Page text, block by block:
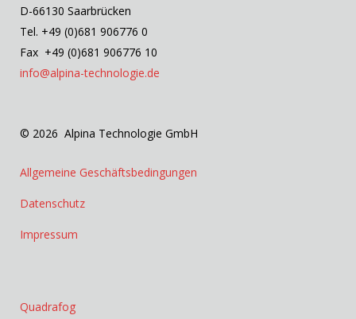
D-66130 Saarbrücken
Tel. +49 (0)681 906776 0
Fax +49 (0)681 906776 10
info@alpina-technologie.de
© 2026 Alpina Technologie GmbH
Allgemeine Geschäftsbedingungen
Datenschutz
Impressum
Quadrafog